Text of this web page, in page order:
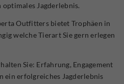
Jagderlebnis.
Outfitters bietet Trophäen in
welche Tierart Sie gern erlegen
Sie: Erfahrung, Engagement
ein erfolgreiches Jagderlebnis